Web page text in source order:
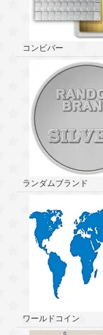
コンビバー
ランダムブランド
ワールドコイン